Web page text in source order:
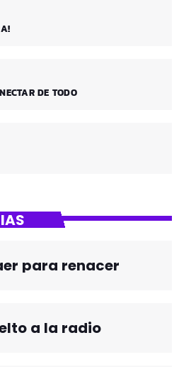
DE TODO
para renacer
a la radio